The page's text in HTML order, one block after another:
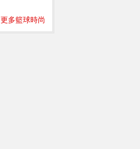
更多籃球時尚